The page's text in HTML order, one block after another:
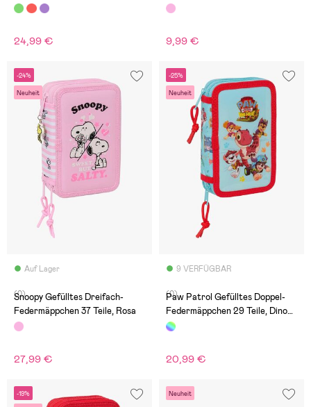
Master
24,99 € 9,99 €
-24%
Neuheit
Auf Lager
(0)
Snoopy Gefülltes Dreifach-
Federmäppchen 37 Teile, Rosa
27,99 €
-25%
Neuheit
9 VERFÜGBAR
(0)
Paw Patrol Gefülltes Doppel-
Federmäppchen 29 Teile, Dino
Rescue
20,99 €
-19% Neuheit